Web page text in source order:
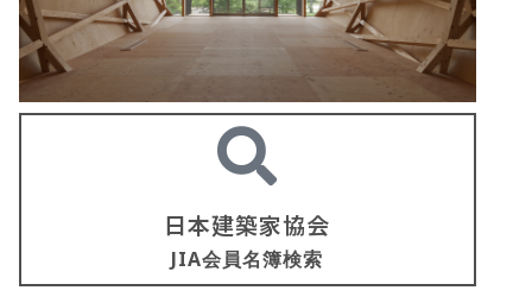
日本建築家協会
JIA会員名簿検索